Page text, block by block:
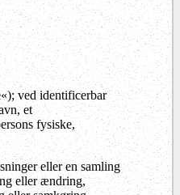
ved identificerbar
et
fysiske,
eller en samling
eller ændring,